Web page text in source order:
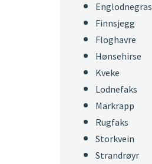
Englodnegras
Finnsjegg
Floghavre
Hønsehirse
Kveke
Lodnefaks
Markrapp
Rugfaks
Storkvein
Strandrøyr